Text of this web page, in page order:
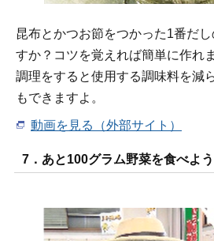
昆布とかつお節をつかった1番だ
すか？コツを覚えれば簡単に作れ
調理をすると使用する調味料を減
もできますよ。
動画を見る（外部サイト）
7．あと100グラム野菜を食べよう